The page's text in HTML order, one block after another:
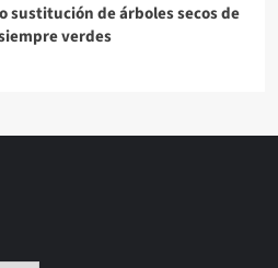
sustitución de árboles secos de
verdes